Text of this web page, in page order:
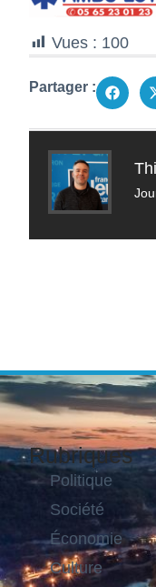
Vues : 100
Partager :
Rubriques
Politique
Société
Économie
Culture